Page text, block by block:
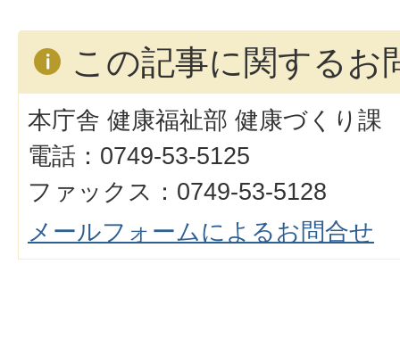
この記事に関するお
本庁舎 健康福祉部 健康づくり課
電話：0749-53-5125
ファックス：0749-53-5128
メールフォームによるお問合せ